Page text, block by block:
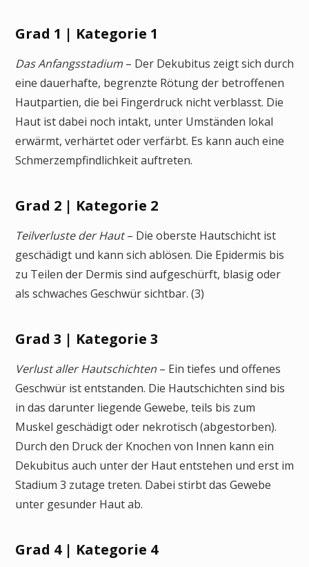
Grad 1 | Kategorie 1
Das Anfangsstadium – Der Dekubitus zeigt sich durch
eine dauerhafte, begrenzte Rötung der betroffenen
Hautpartien, die bei Fingerdruck nicht verblasst. Die
Haut ist dabei noch intakt, unter Umständen lokal
erwärmt, verhärtet oder verfärbt. Es kann auch eine
Schmerzempfindlichkeit auftreten.
Grad 2 | Kategorie 2
Teilverluste der Haut– Die oberste Hautschicht ist
geschädigt und kann sich ablösen. Die Epidermis bis
zu Teilen der Dermis sind aufgeschürft, blasig oder
als schwaches Geschwür sichtbar. (3)
Grad 3 | Kategorie 3
Verlust aller Hautschichten – Ein tiefes und offenes
Geschwür ist entstanden. Die Hautschichten sind bis
in das darunter liegende Gewebe, teils bis zum
Muskel geschädigt oder nekrotisch (abgestorben).
Durch den Druck der Knochen von Innen kann ein
Dekubitus auch unter der Haut entstehen und erst im
Stadium 3 zutage treten. Dabei stirbt das Gewebe
unter gesunder Haut ab.
Grad 4 | Kategorie 4